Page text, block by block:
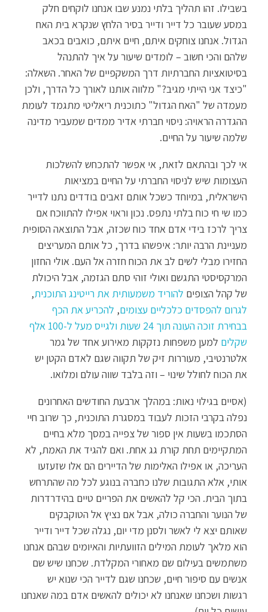
בשבילו. זהו תהליך בלתי נמנע שבו אנחנו לוקחים חלק
במסע שעובר כל דייר ודייר בסיר הלחץ שנקרא בית האח
הגדול. אנחנו צוחקים איתם, חיים איתם, כואבים בכאב
שלהם והכי חשוב – לומדים שיעור על איך להתנהל
בסיטואציות החברתיות דרך המשקפיים של האחר. השאלה:
"כיצד אני הייתי מגיב?" מלווה אותנו לאורך כל הדרך, ולכן
מעמדה של "האח הגדול" כתוכנית ריאליטי מתגמד לעומת
ההגדרה הראויה: ניסוי חברתי אדיר ממדים שמעביר מדינה
שלמה שיעור על החיים.
אי לכך ובהתאם לזאת, אי אפשר להתכחש להשלכות
העצומות שיש לניסוי החברתי על החיים במציאות
הישראלית, במיוחד כשכל אותם זאבים בודדים נתנו לדייר
כמו שי חי כוח בלתי נתפס. נכון וראוי אפילו להתווכח אם
צריך לרכז בידי אדם אחד כוח שכזה, אבל התוצאה הסופית
מעניינת הרבה יותר: איפשהו בדרך, כל אותם המעריצים
החזירו מבלי לשים לב את הכוח חזרה אל העם. אולי החזון
המרקסיסטי התגשם ואולי זוהי סתם הגזמה, אבל היכולת
של קהל הצופים להוריד משמעותית את רייטינג התוכנית,
לגרום להפסדים כלכליים עצומים, להכריע את הכף
בבחירת זוכה העונה תוך 24 שעות
ולגייס מעל ל-100 אלף
שקלים למען משפחות נזקקות מאירוע אחד של גמר
אלטרנטיבי, מעוררות זיק של תקווה שגם לאדם הקטן יש
את הכוח לחולל שינוי – וזה בלבד שווה עולם ומלואו.
(אסיים בגילוי נאות: במהלך ארבעת החודשים האחרונים
נפלה בקרבי הזכות לעבוד במסגרת התוכנית, כך שרוב חיי
הסתכמו בשעות אין ספור של צפייה במסך מלא בחיים
המתקיימים תחת קורת גג אחת. ואם להגיד את האמת, לא
העריכה, או אפילו האלימות של הדיירים הם אלו שזעזעו
אותי, אלא התגובות שלנו כחברה בנוגע לכל מה שהתרחש
בתוך הבית. הכי קל להאשים את הפריים טיים בהידרדרות
של הנוער והחברה כולה, אבל אם נציץ אל הטוקבקים
שאותם יצא לי לאשר ולסנן מדי יום, נגלה שכל דייר ודייר
הוא מלאך לעומת המילים הזוועתיות והאיומים שבהם אנחנו
משתמשים בעילום שם מאחורי המקלדת. שכחנו שיש שם
אנשים עם סיפור חיים, שכחנו שגם לדייר הכי שנוא יש
רגשות ושכחנו שאנחנו לא יכולים להאשים אדם במה שאנחנו